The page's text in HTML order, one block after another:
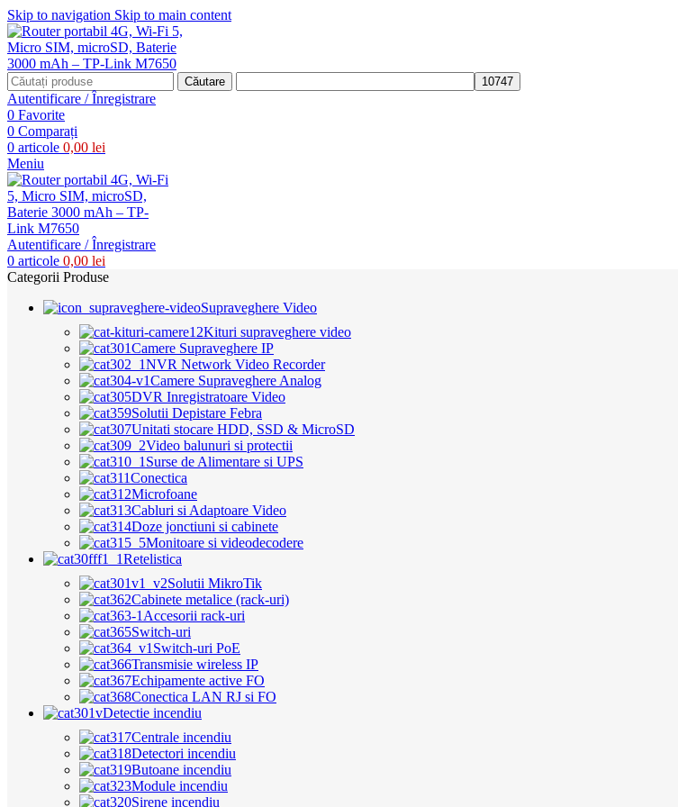
Skip to navigation Skip to main content
Căutare
Autentificare / Înregistrare
0 Favorite
0 Comparați
0 articole 0,00 lei
Meniu
Autentificare / Înregistrare
0 articole 0,00 lei
Categorii Produse
Supraveghere Video
Kituri supraveghere video
Camere Supraveghere IP
NVR Network Video Recorder
Camere Supraveghere Analog
DVR Inregistratoare Video
Solutii Depistare Febra
Unitati stocare HDD, SSD & MicroSD
Video balunuri si protectii
Surse de Alimentare si UPS
Conectica
Microfoane
Cabluri si Adaptoare Video
Doze jonctiuni si cabinete
Monitoare si videodecodere
Retelistica
Solutii MikroTik
Cabinete metalice (rack-uri)
Accesorii rack-uri
Switch-uri
Switch-uri PoE
Transmisie wireless IP
Echipamente active FO
Conectica LAN RJ si FO
Detectie incendiu
Centrale incendiu
Detectori incendiu
Butoane incendiu
Module incendiu
Sirene incendiu